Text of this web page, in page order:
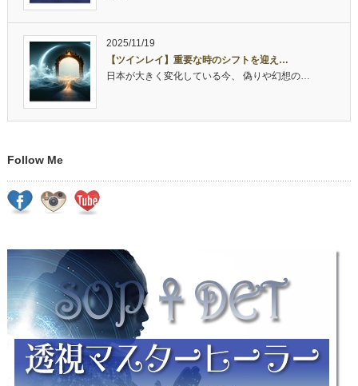
2025/11/19
【ツインレイ】重要な時のシフトを迎え…
日本が大きく変化している今、 偽りや幻想の…
Follow Me